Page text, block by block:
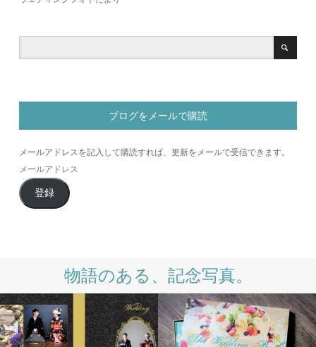
ブログをメールで購読
メールアドレスを記入して購読すれば、更新をメールで受信できます。
メ
ー
ル
登録
物語のある、記念写真。